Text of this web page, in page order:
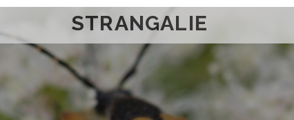
STRANGALIE